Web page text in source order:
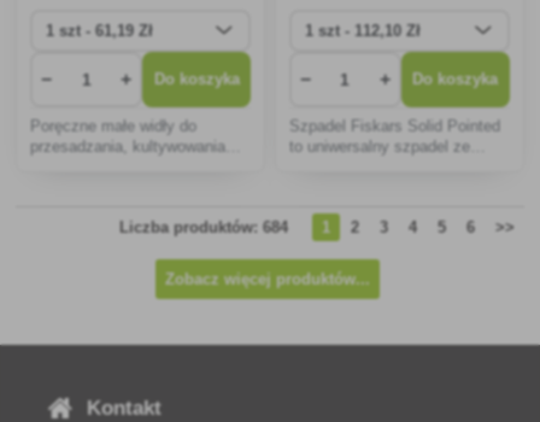
− + Do koszyka
Poręczne małe widły do
przesadzania, kultywowania
− + Do koszyka
Szpadel Fiskars Solid Pointed
to uniwersalny szpadel ze
szlifowaną płytkę na górze.
Wykonany jest z wysokiej
borowej.
Liczba produktów: 684 1 2 3 4 5 6 >>
Zobacz więcej produktów...
Kontakt